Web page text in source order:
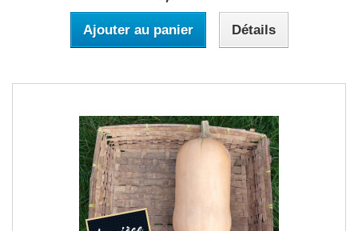
Ajouter au panier Détails